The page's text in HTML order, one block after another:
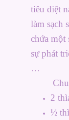
tiêu diệt
làm sạch
chứa một
sự phát
…
2
½